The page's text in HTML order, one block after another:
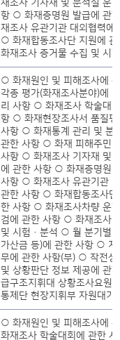
재조사 기자재 및 분석실 운
항 ○ 화재증명원 발급에 관
재조사 유관기관 대외협력에
○ 화재합동조사단 지원에
화재조사 증거물 수집 및 시
○ 화재원인 및 피해조사에
각종 평가(화재조사분야)에
리 사항 ○ 화재조사 학술대
항 ○ 화재현장조사서 품질평
사항 ○ 화재통계 관리 및 분
관한 사항 ○ 화재 피해주민
사항 ○ 화재조사 기자재 및
에 관한 사항 ○ 화재증명원
사항 ○ 화재조사 유관기관
관한 사항 ○ 화재합동조사단
한 사항 ○ 화재조사차량 운
검에 관한 사항 ○ 화재조사
및 시험·분석 ○ 월 분기별
가산금 등)에 관한 사항 ○ 지
무에 관한 사항(부) ○ 작전상
및 상황판단 정보 제공에 관
급구조지휘대 상황조사요원
통제단 현장지휘부 자원대기
○ 화재원인 및 피해조사에
화재조사 학술대회에 관한